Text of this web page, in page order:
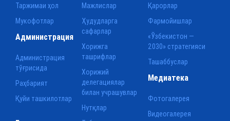
Таржимаи ҳол
Мукофотлар
Мажлислар
Ҳудудларга
сафарлар
Хорижга
ташрифлар
Хорижий
делегациялар
билан учрашувлар
Нутқлар
Қарорлар
Фармойишлар
«Ўзбекистон —
2030» стратегияси
Ташаббуслар
Администрация
Администрация
тўғрисида
Раҳбарият
Қуйи ташкилотлар
Медиатека
Фотогалерея
Видеогалерея